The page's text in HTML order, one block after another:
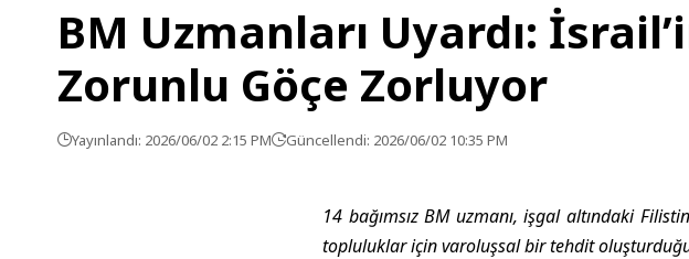
BM Uzmanları Uyardı:
Zorunlu Göçe Zorluyor
Yayınlandı: 2026/06/02 2:15 PM Güncellendi: 2026/06/02 10:35 PM
14 bağımsız BM uzmanı, işgal altındaki
topluluklar için varoluşsal bir tehdit